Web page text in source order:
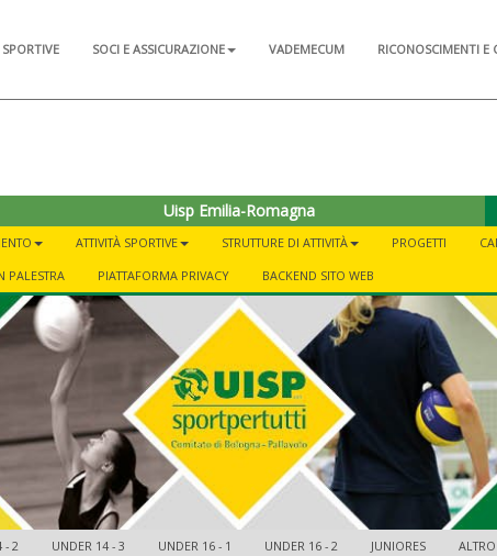
SOCI E ASSICURAZIONE VADEMECUM RICONOSCIMENTI E
Uisp Emilia-Romagna
ATTIVITÀ SPORTIVE STRUTTURE DI ATTIVITÀ PROGETTI
PALESTRA PIATTAFORMA PRIVACY BACKEND SITO WEB
- 2 UNDER 14 - 3 UNDER 16 - 1 UNDER 16 - 2 JUNIORES ALTRO